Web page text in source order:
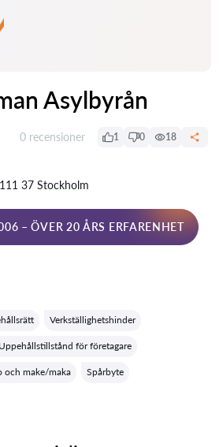
Asylbyrån
Recensioner:
0 recensioner 1 0 18
37 Stockholm
– ÖVER 20 ÅRS ERFARENHET
Verkställighetshinder
Uppehållstillstånd för företagare
och make/maka Spårbyte